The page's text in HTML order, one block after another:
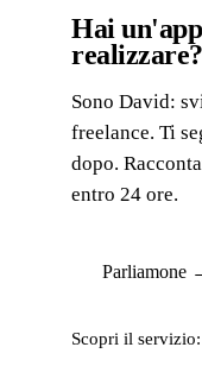
Hai
realizzare?
Sono David:
freelance. Ti
dopo.
entro 24 ore.
Parliamone
Scopri il servizio: